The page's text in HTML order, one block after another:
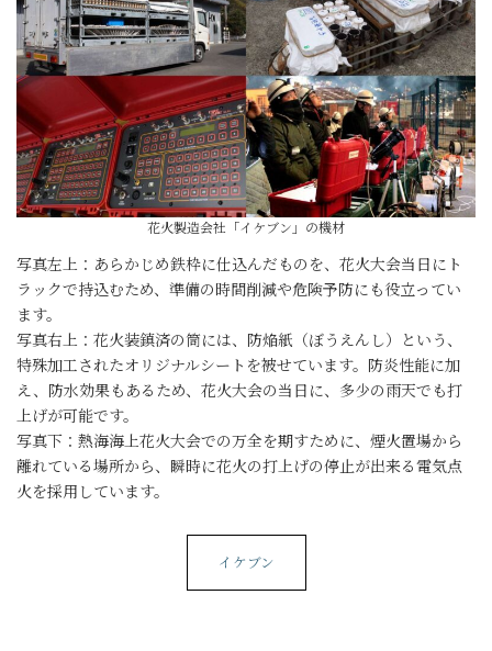
花火製造会社「イケブン」の機材
写真左上：あらかじめ鉄枠に仕込んだものを、花火大会当日にト
ラックで持込むため、準備の時間削減や危険予防にも役立ってい
ます。
写真右上：花火装鎮済の筒には、防焔紙（ぼうえんし）という、
特殊加工されたオリジナルシートを被せています。防炎性能に加
え、防水効果もあるため、花火大会の当日に、多少の雨天でも打
上げが可能です。
写真下：熱海海上花火大会での万全を期すために、煙火置場から
離れている場所から、瞬時に花火の打上げの停止が出来る電気点
火を採用しています。
イケブン